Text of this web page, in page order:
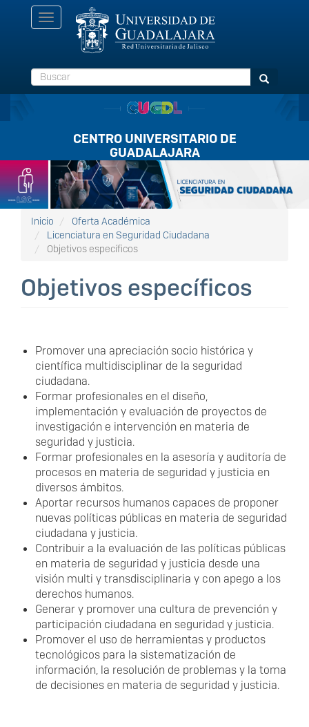
Toggle
navigation
Buscar Buscar
CENTRO UNIVERSITARIO DE
GUADALAJARA
Listón
FullScreen
Inicio
Oferta Académica
Licenciatura en Seguridad Ciudadana
Objetivos específicos
Objetivos específicos
Promover una apreciación socio histórica y
científica multidisciplinar de la seguridad
ciudadana.
Formar profesionales en el diseño,
implementación y evaluación de proyectos de
investigación e intervención en materia de
seguridad y justicia.
Formar profesionales en la asesoría y auditoría de
procesos en materia de seguridad y justicia en
diversos ámbitos.
Aportar recursos humanos capaces de proponer
nuevas políticas públicas en materia de seguridad
ciudadana y justicia.
Contribuir a la evaluación de las políticas públicas
en materia de seguridad y justicia desde una
visión multi y transdisciplinaria y con apego a los
derechos humanos.
Generar y promover una cultura de prevención y
participación ciudadana en seguridad y justicia.
Promover el uso de herramientas y productos
tecnológicos para la sistematización de
información, la resolución de problemas y la toma
de decisiones en materia de seguridad y justicia.